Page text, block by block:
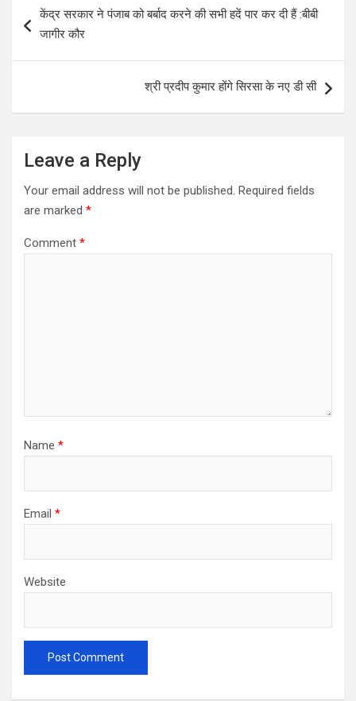
A o
navigation
केंद्र सरकार ने पंजाब को बर्बाद करने की सभी हदें पार कर दी हैं :बीबी
जागीर कौर
श्री प्रदीप कुमार होंगे सिरसा के नए डी सी
Leave a Reply
Your email address will not be published. Required fields
are marked *
Comment *
Name *
Email *
Website